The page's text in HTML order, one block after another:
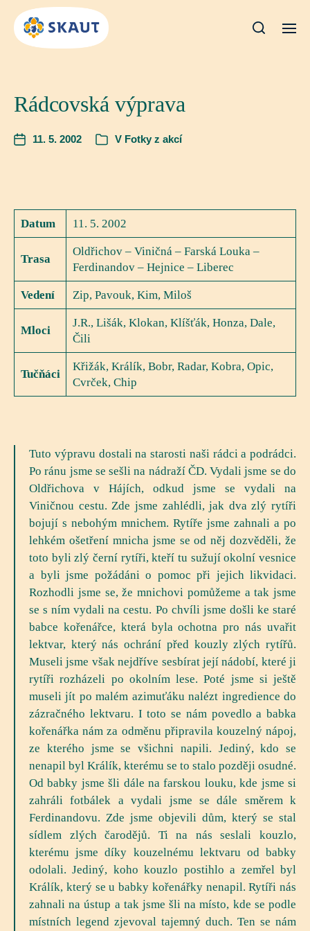
Rádcovská výprava
11. 5. 2002 V Fotky z akcí
Datum 11. 5. 2002
Trasa
Oldřichov – Viničná – Farská Louka –
Ferdinandov – Hejnice – Liberec
Vedení Zip, Pavouk, Kim, Miloš
Mloci
J.R., Lišák, Klokan, Klíšťák, Honza, Dale,
Čili
Tučňáci
Křižák, Králík, Bobr, Radar, Kobra, Opic,
Cvrček, Chip
Tuto výpravu dostali na starosti naši rádci a podrádci.
Po ránu jsme se sešli na nádraží ČD. Vydali jsme se do
Oldřichova v Hájích, odkud jsme se vydali na
Viničnou cestu. Zde jsme zahlédli, jak dva zlý rytíři
bojují s nebohým mnichem. Rytíře jsme zahnali a po
lehkém ošetření mnicha jsme se od něj dozvěděli, že
toto byli zlý černí rytíři, kteří tu sužují okolní vesnice
a byli jsme požádáni o pomoc při jejich likvidaci.
Rozhodli jsme se, že mnichovi pomůžeme a tak jsme
se s ním vydali na cestu. Po chvíli jsme došli ke staré
babce kořenářce, která byla ochotna pro nás uvařit
lektvar, který nás ochrání před kouzly zlých rytířů.
Museli jsme však nejdříve sesbírat její nádobí, které ji
rytíři rozházeli po okolním lese. Poté jsme si ještě
museli jít po malém azimuťáku nalézt ingredience do
zázračného lektvaru. I toto se nám povedlo a babka
kořenářka nám za odměnu připravila kouzelný nápoj,
ze kterého jsme se všichni napili. Jediný, kdo se
nenapil byl Králík, kterému se to stalo později osudné.
Od babky jsme šli dále na farskou louku, kde jsme si
zahráli fotbálek a vydali jsme se dále směrem k
Ferdinandovu. Zde jsme objevili dům, který se stal
sídlem zlých čarodějů. Ti na nás seslali kouzlo,
kterému jsme díky kouzelnému lektvaru od babky
odolali. Jediný, koho kouzlo postihlo a zemřel byl
Králík, který se u babky kořenářky nenapil. Rytíři nás
zahnali na ústup a tak jsme šli na místo, kde se podle
místních legend zjevoval tajemný duch. Ten se nám